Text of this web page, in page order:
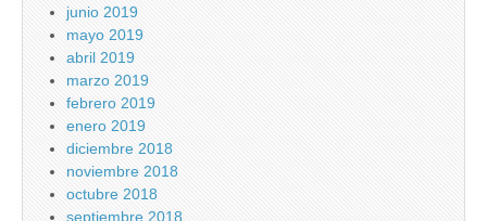
junio 2019
mayo 2019
abril 2019
marzo 2019
febrero 2019
enero 2019
diciembre 2018
noviembre 2018
octubre 2018
septiembre 2018